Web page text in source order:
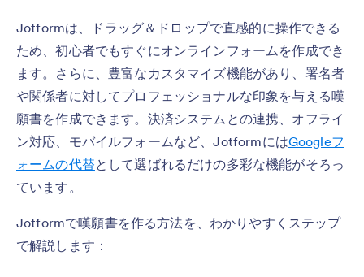
Jotformは、ドラッグ＆ドロップで直感的に操作できる
ため、初心者でもすぐにオンラインフォームを作成でき
ます。さらに、豊富なカスタマイズ機能があり、署名者
や関係者に対してプロフェッショナルな印象を与える嘆
願書を作成できます。決済システムとの連携、オフライ
ン対応、モバイルフォームなど、JotformにはGoogleフ
ォームの代替として選ばれるだけの多彩な機能がそろっ
ています。
Jotformで嘆願書を作る方法を、わかりやすくステップ
で解説します：